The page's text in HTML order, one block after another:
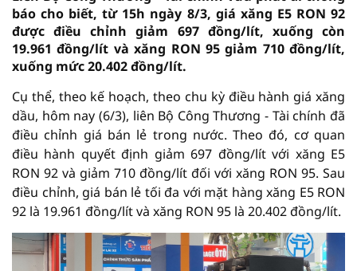
báo cho biết, từ 15h ngày 8/3, giá xăng E5 RON 92
được điều chỉnh giảm 697 đồng/lít, xuống còn
19.961 đồng/lít và xăng RON 95 giảm 710 đồng/lít,
xuống mức 20.402 đồng/lít.
Cụ thể, theo kế hoạch, theo chu kỳ điều hành giá xăng
dầu, hôm nay (6/3), liên Bộ Công Thương - Tài chính đã
điều chỉnh giá bán lẻ trong nước. Theo đó, cơ quan
điều hành quyết định giảm 697 đồng/lít với xăng E5
RON 92 và giảm 710 đồng/lít đối với xăng RON 95. Sau
điều chỉnh, giá bán lẻ tối đa với mặt hàng xăng E5 RON
92 là 19.961 đồng/lít và xăng RON 95 là 20.402 đồng/lít.